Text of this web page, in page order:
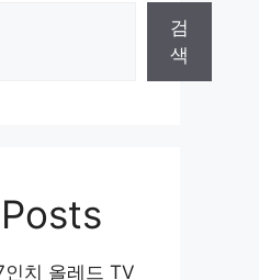
검
색
치 올레드 TV